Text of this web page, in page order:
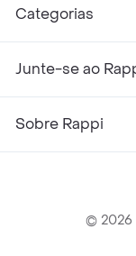
Categorias
Junte-se ao
Sobre Rappi
© 2026